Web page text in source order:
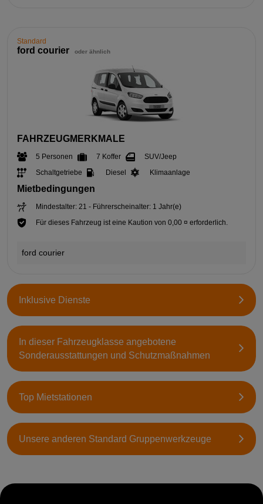
Standard
ford courier oder ähnlich
FAHRZEUGMERKMALE
5 Personen 7 Koffer
SUV/Jeep
Schaltgetriebe
Diesel Klimaanlage
Mietbedingungen
Mindestalter: 21 - Führerscheinalter: 1 Jahr(e)
Für dieses Fahrzeug ist eine Kaution von 0,00 ¤ erforderlich.
ford courier
Inklusive Dienste
In dieser Fahrzeugklasse angebotene
Sonderausstattungen und Schutzmaßnahmen
Top Mietstationen
Unsere anderen Standard Gruppenwerkzeuge